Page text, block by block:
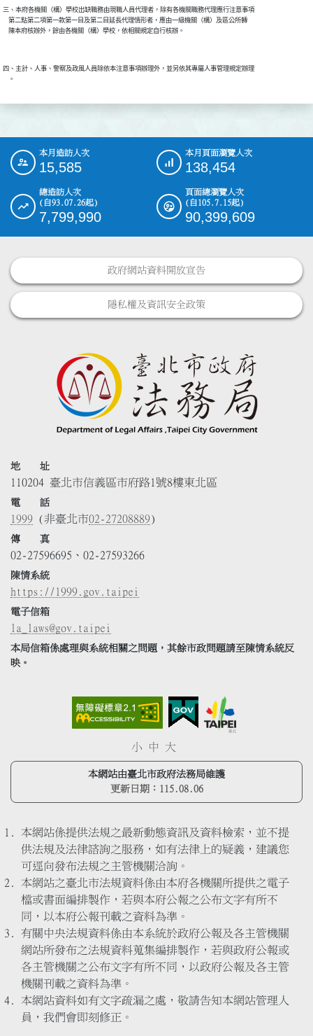
三、本府各機關（構）學校出缺職務由現職人員代理者，除有各機關職務代理應行注意事項
    第二點第二項第一款第一目及第二目延長代理情形者，應由一級機關（構）及區公所轉
四、主計、人事、警察及政風人員除依本注意事項辦理外，並另依其專屬人事管理規定辦理
::: 本月造訪人次
15,585
本月頁面瀏覽人次
138,454
總造訪人次
(自93.07.26起)
7,799,990
頁面總瀏覽人次
(自105.7.15起)
90,399,609
政府網站資料開放宣告
隱私權及資訊安全政策
地 址
110204 臺北市信義區市府路1號8樓東北區
電 話
1999 (非臺北市02-27208889)
傳 真
02-27596695、02-27593266
陳情系統
https://1999.gov.taipei
電子信箱
la_laws@gov.taipei
本局信箱係處理與系統相關之問題，其餘市政問題請至陳情系統反
映。
小 中 大
本網站由臺北市政府法務局維護
更新日期： 115.08.06
本網站係提供法規之最新動態資訊及資料檢索，並不提
供法規及法律諮詢之服務，如有法律上的疑義，建議您
可逕向發布法規之主管機關洽詢。
本網站之臺北市法規資料係由本府各機關所提供之電子
檔或書面編排製作，若與本府公報之公布文字有所不
同，以本府公報刊載之資料為準。
有關中央法規資料係由本系統於政府公報及各主管機關
網站所發布之法規資料蒐集編排製作，若與政府公報或
各主管機關之公布文字有所不同，以政府公報及各主管
機關刊載之資料為準。
本網站資料如有文字疏漏之處，敬請告知本網站管理人
員，我們會即刻修正。